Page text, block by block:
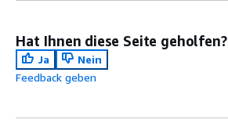
Hat Ihnen diese Seite geholfen?
Ja
Nein
Feedback geben